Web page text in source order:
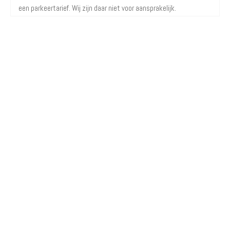
een parkeertarief. Wij zijn daar niet voor aansprakelijk.